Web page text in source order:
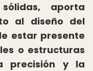
aporta
al diseño del
estar presente
o estructuras
precisión y la